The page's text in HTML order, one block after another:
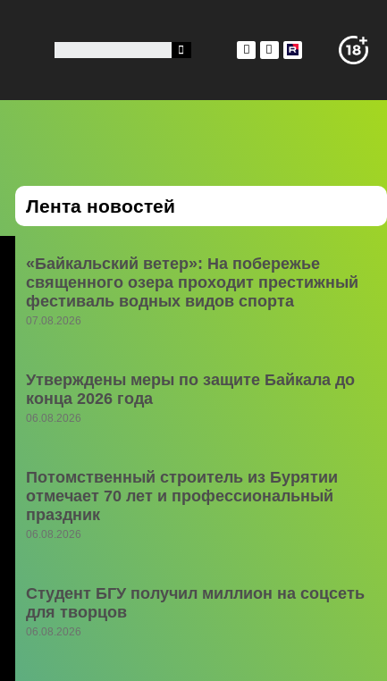
Лента новостей
«Байкальский ветер»: На побережье
священного озера проходит престижный
фестиваль водных видов спорта
07.08.2026
Утверждены меры по защите Байкала до
конца 2026 года
06.08.2026
Потомственный строитель из Бурятии
отмечает 70 лет и профессиональный
праздник
06.08.2026
Студент БГУ получил миллион на соцсеть
для творцов
06.08.2026